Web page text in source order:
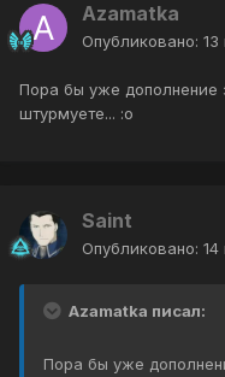
Azamatka
Опубликовано: 13
Пора бы уже дополнение
штурмуете... :o
Saint
Опубликовано: 14
Azamatka писал:
Пора бы уже